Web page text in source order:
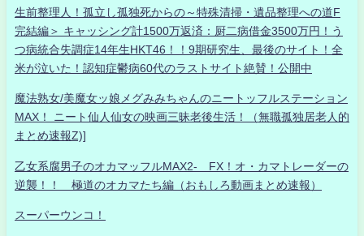
生前整理人！孤立し孤独死からの～特殊清掃・遺品整理への道F
完結編＞ キャッシング計1500万返済：厨二病借金3500万円！う
つ病統合失調症14年生HKT46！！9期研究生、最後のサイト！全
米が泣いた！認知症鬱病60代のラストサイト絶賛！公開中
魔法熟女/美魔女ッ娘メグみみちゃんのニートッフルステーション
MAX！ ニート仙人仙女の映画三昧老後生活！（無職孤独居老人的
まとめ速報Z)]
乙女系腐男子のオカマッフルMAX2- FX！オ・カマトレーダーの
逆襲！！ 極道のオカマたち編（おもしろ動画まとめ速報）
スーパーウンコ！